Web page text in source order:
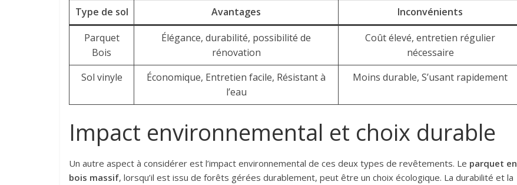
Type de sol Avantages
Inconvénients
Parquet
Bois
Élégance, durabilité, possibilité de
rénovation
Coût élevé, entretien régulier
nécessaire
Sol vinyle
Économique, Entretien facile, Résistant à
l’eau
Moins durable, S’usant rapidement
Impact environnemental et choix durable
Un autre aspect à considérer est l’impact environnemental de ces deux types de revêtements. Le parquet en
bois massif, lorsqu’il est issu de forêts gérées durablement, peut être un choix écologique. La durabilité et la